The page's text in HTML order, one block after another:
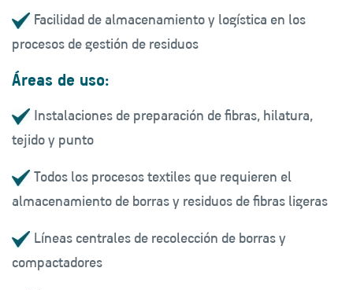
Facilidad de almacenamiento y logística en los
procesos de gestión de residuos
Áreas de uso:
Instalaciones de preparación de fibras, hilatura,
tejido y punto
Todos los procesos textiles que requieren el
almacenamiento de borras y residuos de fibras ligeras
Líneas centrales de recolección de borras y
compactadores